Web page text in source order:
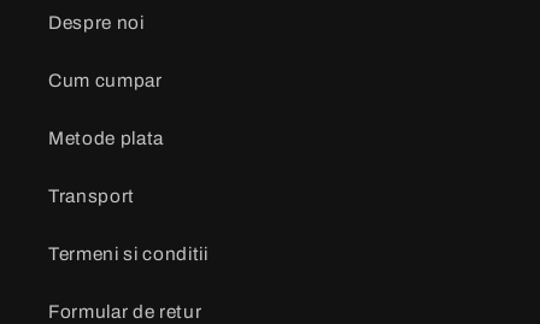
Despre noi
Cum cumpar
Metode plata
Transport
Termeni si conditii
Formular de retur